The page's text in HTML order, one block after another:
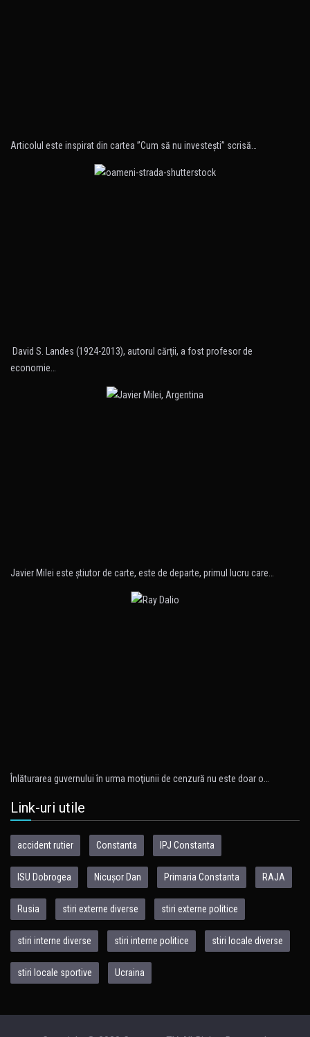
Articolul este inspirat din cartea ”Cum să nu investeşti” scrisă…
David S. Landes (1924-2013), autorul cărţii, a fost profesor de
economie…
Javier Milei este ştiutor de carte, este de departe, primul lucru care…
Înlăturarea guvernului în urma moţiunii de cenzură nu este doar o…
Link-uri utile
accident rutier Constanta IPJ Constanta
ISU Dobrogea Nicușor Dan Primaria Constanta RAJA
Rusia stiri externe diverse stiri externe politice
stiri interne diverse stiri interne politice stiri locale diverse
stiri locale sportive Ucraina